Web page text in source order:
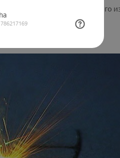
соответствие